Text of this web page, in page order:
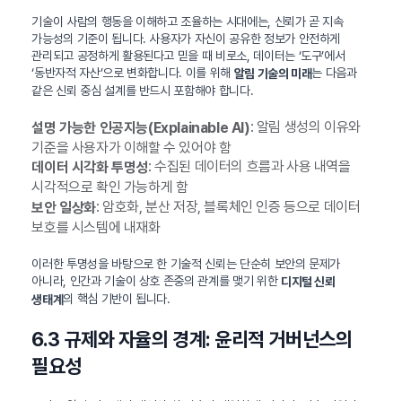
기술이 사람의 행동을 이해하고 조율하는 시대에는, 신뢰가 곧 지속
가능성의 기준이 됩니다. 사용자가 자신이 공유한 정보가 안전하게
관리되고 공정하게 활용된다고 믿을 때 비로소, 데이터는 ‘도구’에서
‘동반자적 자산’으로 변화합니다. 이를 위해 알림 기술의 미래는 다음과
같은 신뢰 중심 설계를 반드시 포함해야 합니다.
설명 가능한 인공지능(Explainable AI): 알림 생성의 이유와
기준을 사용자가 이해할 수 있어야 함
데이터 시각화 투명성: 수집된 데이터의 흐름과 사용 내역을
시각적으로 확인 가능하게 함
보안 일상화: 암호화, 분산 저장, 블록체인 인증 등으로 데이터
보호를 시스템에 내재화
이러한 투명성을 바탕으로 한 기술적 신뢰는 단순히 보안의 문제가
아니라, 인간과 기술이 상호 존중의 관계를 맺기 위한 디지털 신뢰
생태계의 핵심 기반이 됩니다.
6.3 규제와 자율의 경계: 윤리적 거버넌스의
필요성